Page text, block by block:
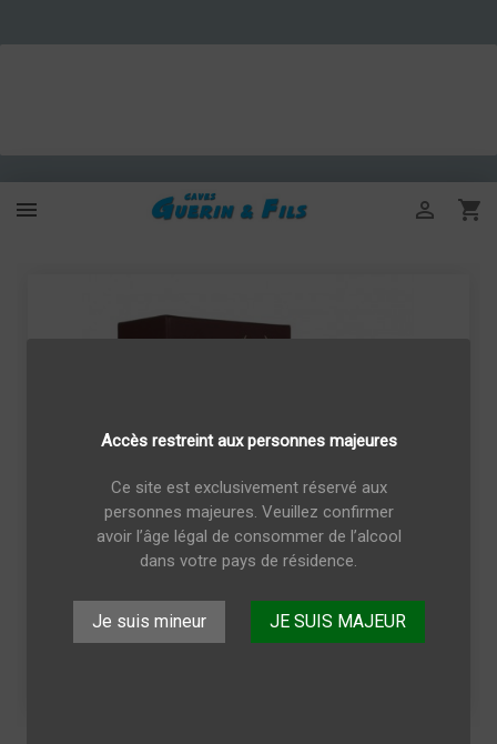
Accès restreint aux personnes majeures
Ce site est exclusivement réservé aux
personnes majeures. Veuillez confirmer
avoir l’âge légal de consommer de l’alcool
dans votre pays de résidence.
Je suis mineur JE SUIS MAJEUR
 
